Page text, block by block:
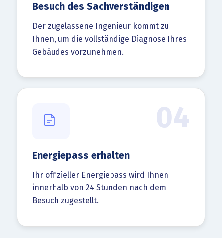
Besuch des Sachverständigen
Der zugelassene Ingenieur kommt zu
Ihnen, um die vollständige Diagnose Ihres
Gebäudes vorzunehmen.
04
Energiepass erhalten
Ihr offizieller Energiepass wird Ihnen
innerhalb von 24 Stunden nach dem
Besuch zugestellt.